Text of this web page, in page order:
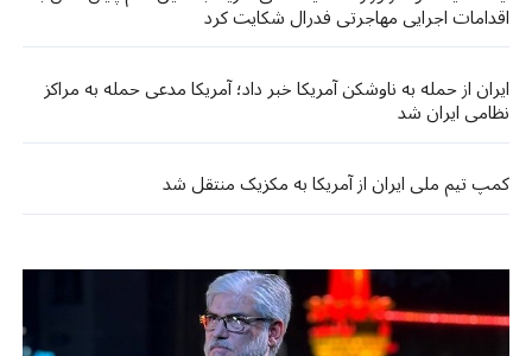
اقدامات اجرایی مهاجرتی فدرال شکایت کرد
ایران از حمله به ناوشکن آمریکا خبر داد؛ آمریکا مدعی حمله به مراکز
نظامی ایران شد
کمپ تیم ملی ایران از آمریکا به مکزیک منتقل شد